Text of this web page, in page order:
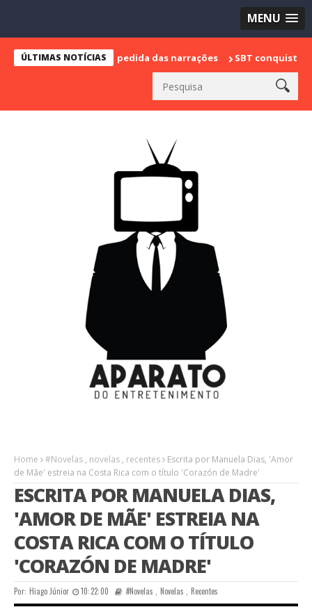
MENU
ÚLTIMAS NOTÍCIAS
sua despedida das narrações SBT conquista a vice
Home #Novelas , novelas , recentes
Escrita por Manuela Dias, 'Amor
de Mãe' estreia na Costa Rica com o título 'Corazón de Madre'
ESCRITA POR MANUELA DIAS,
'AMOR DE MÃE' ESTREIA NA
COSTA RICA COM O TÍTULO
'CORAZÓN DE MADRE'
Por: Hiago Júnior 10:22:00 #Novelas ,Novelas Recentes